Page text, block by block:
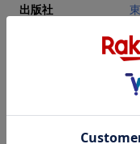
進呈
出版社